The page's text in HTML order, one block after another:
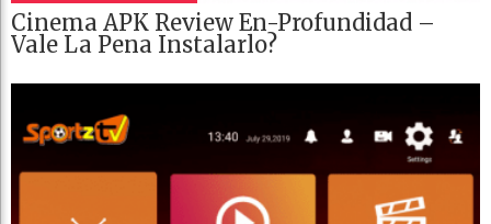
Cinema APK Review En-Profundidad –
Vale La Pena Instalarlo?